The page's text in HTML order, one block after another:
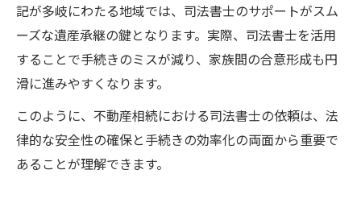
記が多岐にわたる地域では、司法書士のサポートがスム
ーズな遺産承継の鍵となります。実際、司法書士を活用
することで手続きのミスが減り、家族間の合意形成も円
滑に進みやすくなります。
このように、不動産相続における司法書士の依頼は、法
律的な安全性の確保と手続きの効率化の両面から重要で
あることが理解できます。